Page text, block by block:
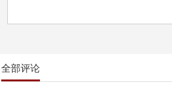
全部评论